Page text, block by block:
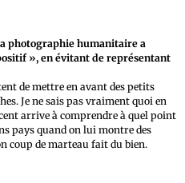
photographie humanitaire a
», en évitant de représentant
de mettre en avant des petits
Je ne sais pas vraiment quoi en
arrive à comprendre à quel point
pays quand on lui montre des
coup de marteau fait du bien.